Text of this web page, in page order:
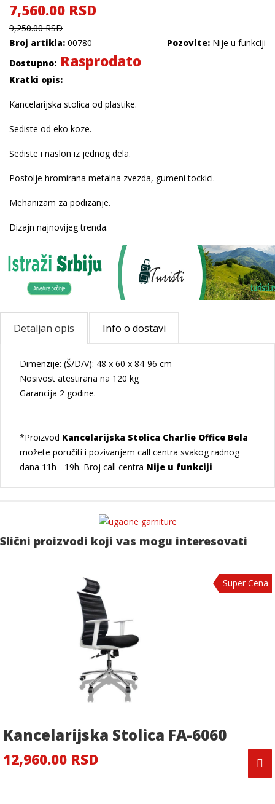
7,560.00 RSD
9,250.00 RSD
Broj artikla: 00780 Pozovite: Nije u funkciji
Dostupno: Rasprodato
Kratki opis:
Kancelarijska stolica od plastike.
Sediste od eko koze.
Sediste i naslon iz jednog dela.
Postolje hromirana metalna zvezda, gumeni tockici.
Mehanizam za podizanje.
Dizajn najnovijeg trenda.
Detaljan opis Info o dostavi
Dimenzije: (Š/D/V): 48 x 60 x 84-96 cm
Nosivost atestirana na 120 kg
Garancija 2 godine.
*Proizvod Kancelarijska Stolica Charlie Office Bela
možete poručiti i pozivanjem call centra svakog radnog
dana 11h - 19h. Broj call centra Nije u funkciji
Slični proizvodi koji vas mogu interesovati
Super Cena
Kancelarijska Stolica FA-6060
12,960.00 RSD